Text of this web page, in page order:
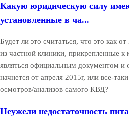
Какую юридическую силу
установленные в ча...
Будет ли это считаться, что это как
из частной клиники, прикрепленные к
являться официальным документом и
начнется от апреля 2015г, или все-
осмотров/анализов самого КВД?
Неужели недостаточность